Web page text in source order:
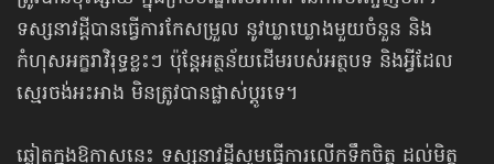
ទស្សនាវដ្ដី​បានធ្វើការកែសម្រួល នូវ​ឃ្លាឃ្លោង​មួយចំនួន និង
កំហុសអក្ខរាវិរុទ្ធខ្លះៗ ប៉ុន្តែអត្ថន័យដើម​​របស់​អត្ថបទ និងអ្វី​ដែល
ស្មេរ​ចង់​អះអាង មិនត្រូវ​បានផ្លាស់ប្ដូរទេ។
ឆ្លៀតក្នុងឱកាសនេះ ទស្សនាវដ្ដីសូមធ្វើការលើកទឹកចិត្ត ដល់មិត្ត